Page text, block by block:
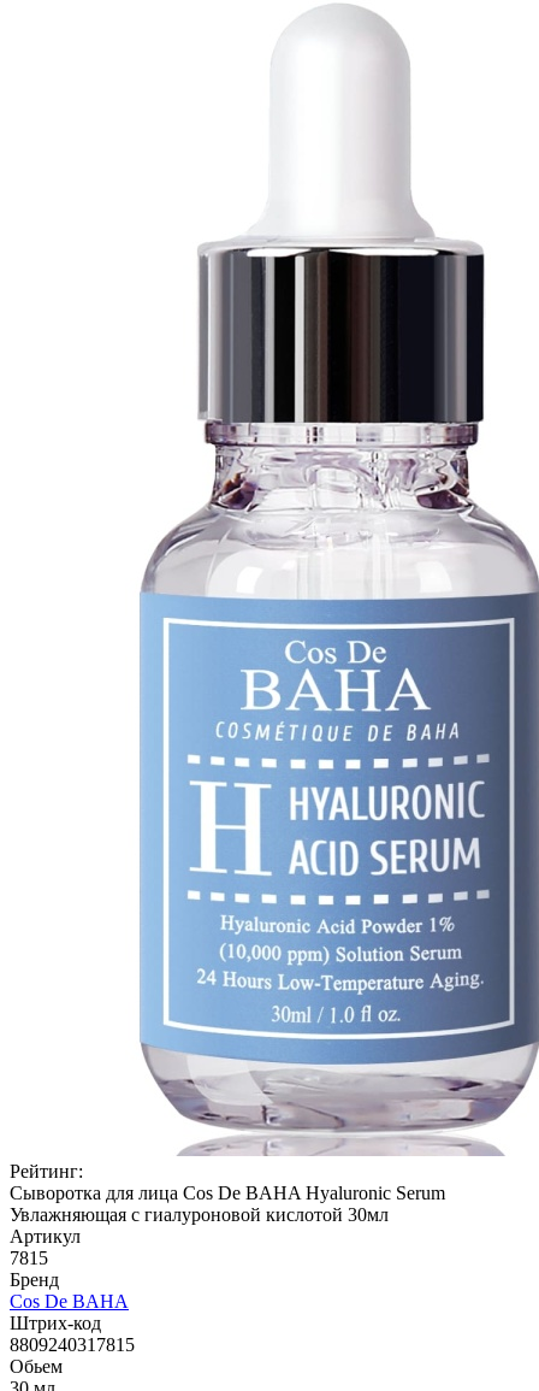
Рейтинг:
Сыворотка для лица Cos De BAHA Hyaluronic Serum
Увлажняющая c гиалуроновой кислотой 30мл
Артикул
7815
Бренд
Cos De BAHA
Штрих-код
8809240317815
Обьем